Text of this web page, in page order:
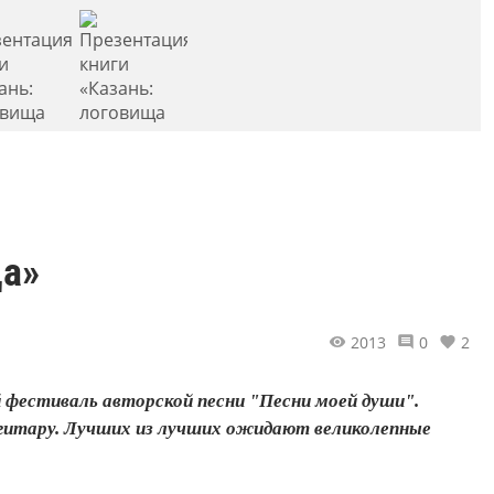
2013 0 2
авторской песни "Песни моей души".
Лучших из лучших ожидают великолепные